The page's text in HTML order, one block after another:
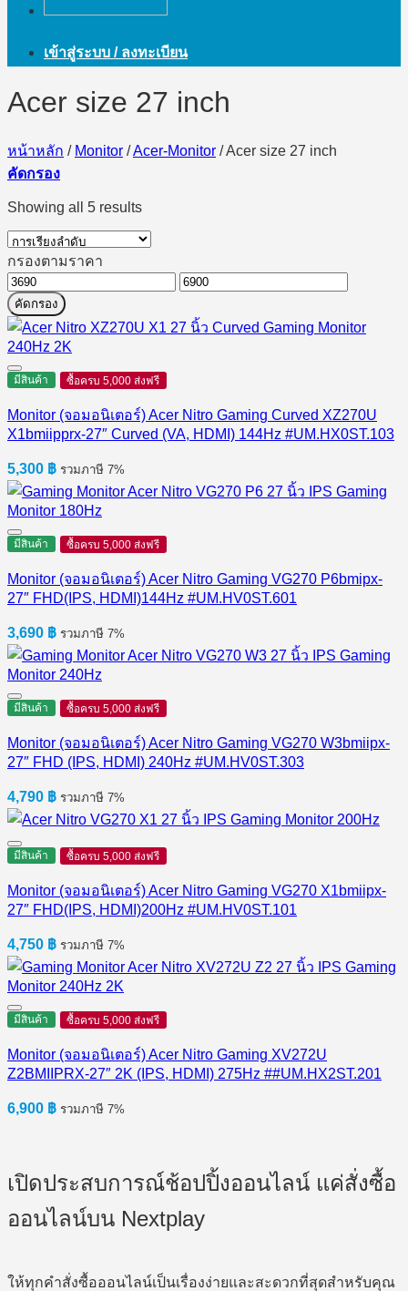
เข้าสู่ระบบ / ลงทะเบียน
Acer size 27 inch
หน้าหลัก / Monitor /Acer-Monitor /Acer size 27 inch
คัดกรอง
Showing all 5 results
กรองตามราคา
ราคา
ต่ำ
สุด
ราคา
คัดกรอง
มีสินค้า ซื้อครบ 5,000 ส่งฟรี
Monitor (จอมอนิเตอร์) Acer Nitro Gaming Curved XZ270U
X1bmiipprx-27″ Curved (VA, HDMI) 144Hz #UM.HX0ST.103
5,300 ฿ รวมภาษี 7%
มีสินค้า ซื้อครบ 5,000 ส่งฟรี
Monitor (จอมอนิเตอร์) Acer Nitro Gaming VG270 P6bmipx-
27″ FHD(IPS, HDMI)144Hz #UM.HV0ST.601
3,690 ฿ รวมภาษี 7%
มีสินค้า ซื้อครบ 5,000 ส่งฟรี
Monitor (จอมอนิเตอร์) Acer Nitro Gaming VG270 W3bmiipx-
27″ FHD (IPS, HDMI) 240Hz #UM.HV0ST.303
4,790 ฿ รวมภาษี 7%
มีสินค้า ซื้อครบ 5,000 ส่งฟรี
Monitor (จอมอนิเตอร์) Acer Nitro Gaming VG270 X1bmiipx-
27″ FHD(IPS, HDMI)200Hz #UM.HV0ST.101
4,750 ฿ รวมภาษี 7%
มีสินค้า ซื้อครบ 5,000 ส่งฟรี
Monitor (จอมอนิเตอร์) Acer Nitro Gaming XV272U
Z2BMIIPRX-27″ 2K (IPS, HDMI) 275Hz ##UM.HX2ST.201
6,900 ฿ รวมภาษี 7%
เปิดประสบการณ์ช้อปปิ้งออนไลน์ แค่สั่งซื้อ
ออนไลน์บน Nextplay
ให้ทุกคำสั่งซื้อออนไลน์เป็นเรื่องง่ายและสะดวกที่สุดสำหรับคุณ